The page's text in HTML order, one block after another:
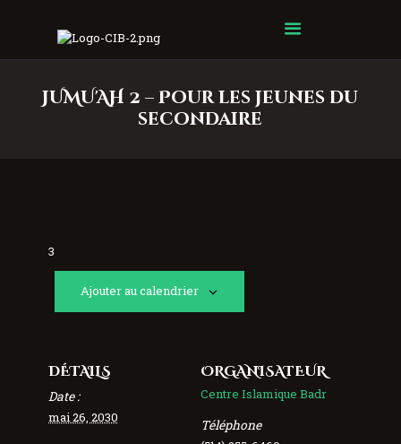
JUMU'AH 2 – Pour les jeunes du
secondaire
Centre Islamique Badr
3
Ajouter au calendrier
DÉTAILS
Date :
mai 26, 2030
ORGANISATEUR
Centre Islamique Badr
Téléphone